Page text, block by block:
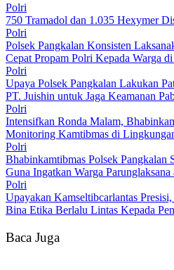
Polri
750 Tramadol dan 1.035 Hexymer
Polri
Polsek Pangkalan Konsisten
Cepat Propam Polri Kepada Warga
Polri
Upaya Polsek Pangkalan Lakukan
PT. Juishin untuk Jaga Keamanan
Polri
Intensifkan Ronda Malam,
Monitoring Kamtibmas di
Polri
Bhabinkamtibmas Polsek Pangkalan
Guna Ingatkan Warga
Polri
Upayakan Kamseltibcarlantas
Bina Etika Berlalu Lintas Kepada
Baca Juga